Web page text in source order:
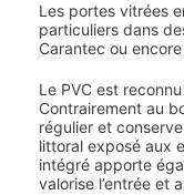
Les portes vitrées
particuliers dans
Carantec ou encore
Le PVC est
Contrairement au
régulier et
littoral exposé aux
intégré apporte
valorise l’entrée et